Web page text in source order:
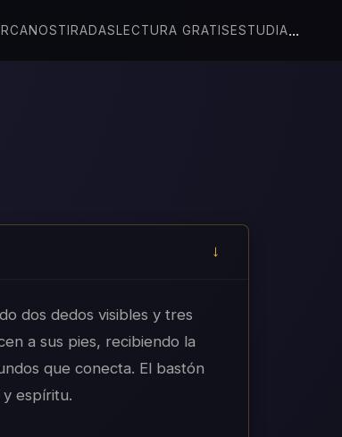
TIRADAS LECTURA GRATIS ESTUDIA...
dos dedos visibles y tres
a sus pies, recibiendo la
que conecta. El bastón
espíritu.